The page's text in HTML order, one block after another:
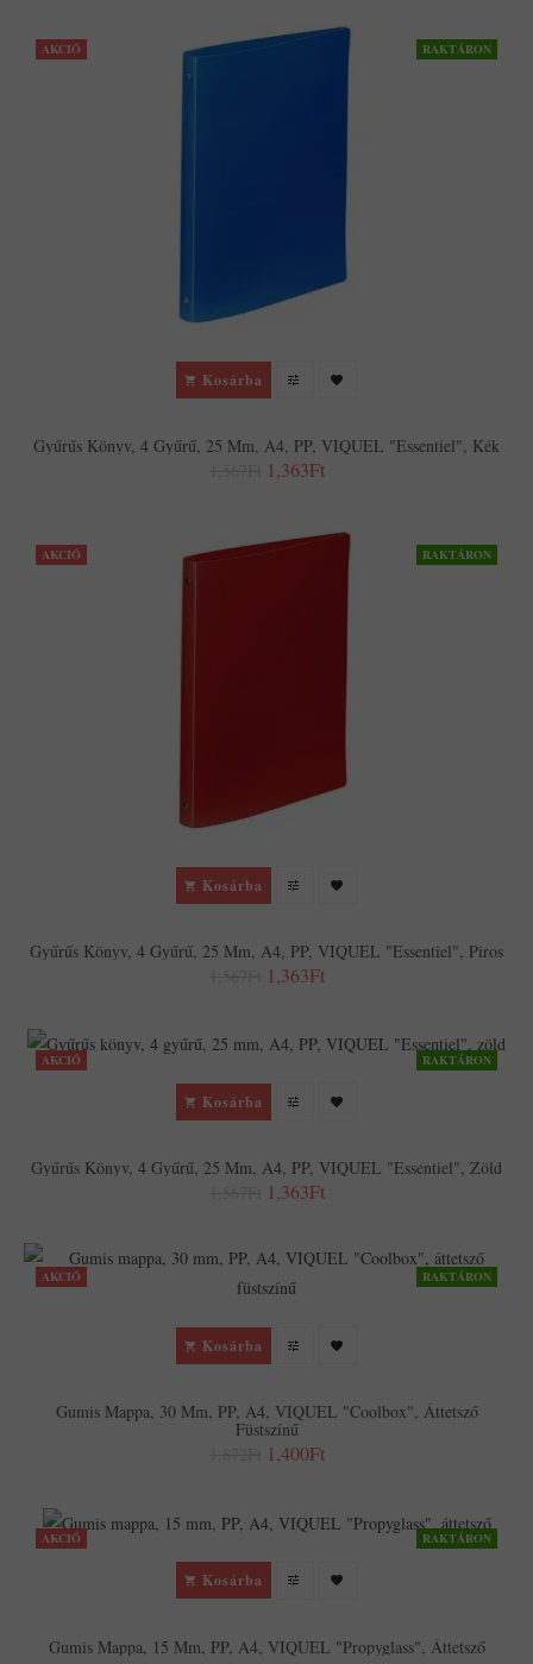
AKCIÓ RAKTÁRON
Kosárba
Gyűrűs Könyv, 4 Gyűrű, 25 Mm, A4, PP, VIQUEL "Essentiel", Kék
1,363Ft
AKCIÓ RAKTÁRON
Kosárba
Gyűrűs Könyv, 4 Gyűrű, 25 Mm, A4, PP, VIQUEL "Essentiel", Piros
1,363Ft
AKCIÓ RAKTÁRON
Kosárba
Gyűrűs Könyv, 4 Gyűrű, 25 Mm, A4, PP, VIQUEL "Essentiel", Zöld
1,363Ft
AKCIÓ RAKTÁRON
Kosárba
Gumis Mappa, 30 Mm, PP, A4, VIQUEL "Coolbox", Áttetsző
Füstszínű
1,400Ft
AKCIÓ RAKTÁRON
Kosárba
Gumis Mappa, 15 Mm, PP, A4, VIQUEL "Propyglass", Áttetsző